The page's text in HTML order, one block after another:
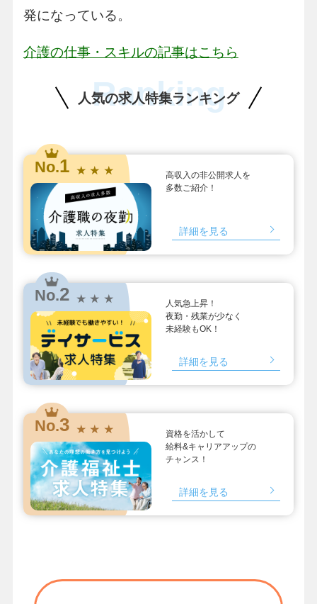
発になっている。
介護の仕事・スキルの記事はこちら
人気の求人特集ランキング
Ranking
No.1 ★ ★ ★
高収入の非公開求人を
多数ご紹介！
詳細を見る
No.2 ★ ★ ★
人気急上昇！
夜勤・残業が少なく
未経験もOK！
詳細を見る
No.3 ★ ★ ★
資格を活かして
給料&キャリアアップの
チャンス！
詳細を見る